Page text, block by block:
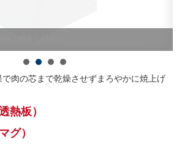
ご用命ください。
肉の芯まで乾燥させずまろやかに焼上げ
熱板）
グ）